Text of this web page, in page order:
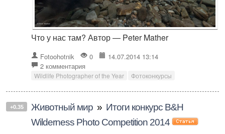
Что у нас там? Автор — Peter Mather
Fotoohotnik 0
14.07.2014 13:14
2 комментария
Wildlife Photographer of the Year Фотоконкурсы
+0.35 Животный мир » Итоги конкурс B&H
Wilderness Photo Competition 2014